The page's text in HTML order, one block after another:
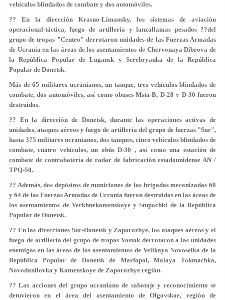
vehículos blindados de combate y dos automóviles.
?? En la dirección Krasno-Limansky, los sistemas de aviación
operacional-táctica, fuego de artillería y lanzallamas pesados ??del
grupo de tropas "Centro" derrotaron unidades de las Fuerzas Armadas
de Ucrania en las áreas de los asentamientos de Chervonaya Dibrova de
la República Popular de Lugansk y Serebryanka de la República
Popular de Donetsk.
Más de 65 militares ucranianos, un tanque, tres vehículos blindados de
combate, dos automóviles, así como obuses Msta-B, D-20 y D-30 fueron
destruidos.
?? En la dirección de Donetsk, durante las operaciones activas de
unidades, ataques aéreos y fuego de artillería del grupo de fuerzas "Sur",
hasta 375 militares ucranianos, dos tanques, cinco vehículos blindados de
combate, cuatro vehículos, un obús D-30 , así como una estación de
combate de contrabatería de radar de fabricación estadounidense AN /
TPQ-50.
?? Además, dos depósitos de municiones de las brigadas mecanizadas 60
y 64 de las Fuerzas Armadas de Ucrania fueron destruidos en las áreas de
los asentamientos de Verkhnekamenskoye y Stupochki de la República
Popular de Donetsk.
?? En las direcciones Sur-Donetsk y Zaporozhye, los ataques aéreos y el
fuego de artillería del grupo de tropas Vostok derrotaron a las unidades
enemigas en las áreas de los asentamientos de Velikaya Novoselka de la
República Popular de Donetsk de Marfopol, Malaya Tokmachka,
Novodanilovka y Kamenskoye de Zaporozhye región.
?? Las acciones del grupo ucraniano de sabotaje y reconocimiento se
detuvieron en el área del asentamiento de Olgovskoe, región de